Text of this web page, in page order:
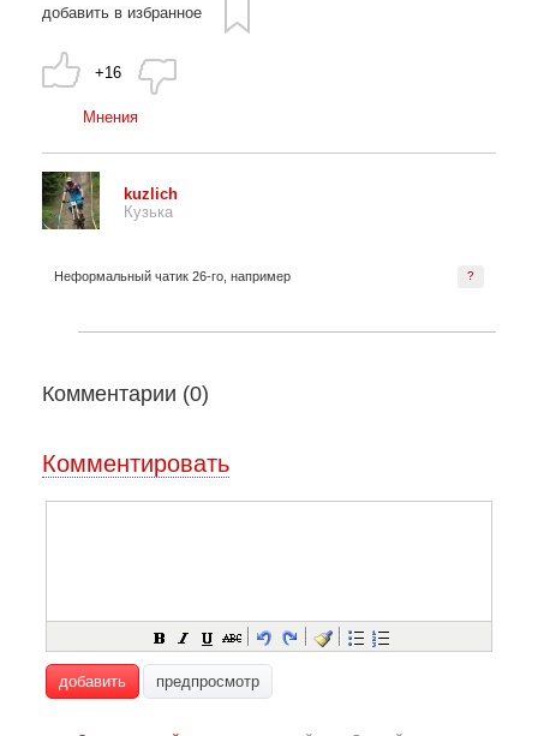
добавить в избранное
+16
Мнения
kuzlich
Кузька
?
Неформальный чатик 26-го, например
Комментарии (0)
Комментировать
добавить предпросмотр